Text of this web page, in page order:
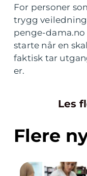
For personer
trygg
penge-
starte når en
faktisk tar
er.
Les
Flere